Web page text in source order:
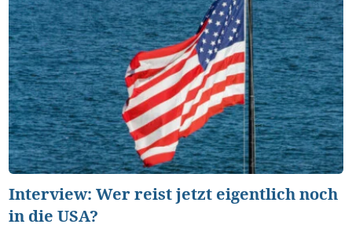
Interview: Wer reist jetzt eigentlich noch
in die USA?